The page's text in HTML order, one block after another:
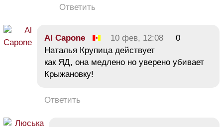
Ответить
Al Capone 10 фев, 12:08
0
Наталья Крупица действует
как ЯД, она медлено но уверено убивает
Крыжановку!
Ответить